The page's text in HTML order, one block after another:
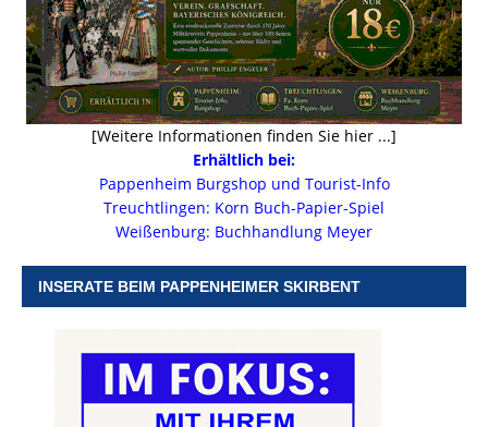
[Weitere Informationen finden Sie hier ...]
Erhältlich bei:
Pappenheim Burgshop und Tourist-Info
Treuchtlingen: Korn Buch-Papier-Spiel
Weißenburg: Buchhandlung Meyer
INSERATE BEIM PAPPENHEIMER SKIRBENT